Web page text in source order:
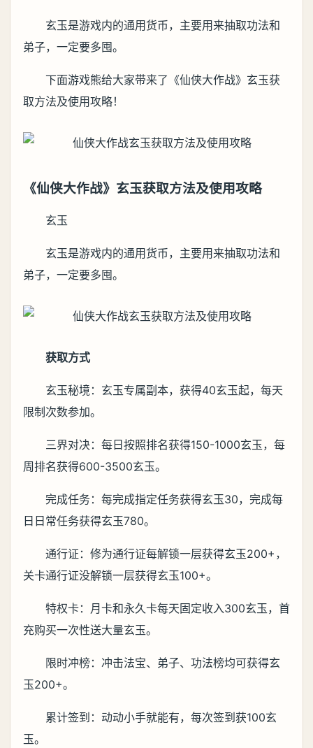
玄玉是游戏内的通用货币，主要用来抽取功法和
弟子，一定要多囤。
下面游戏熊给大家带来了《仙侠大作战》玄玉获
取方法及使用攻略！
《仙侠大作战》玄玉获取方法及使用攻略
玄玉
玄玉是游戏内的通用货币，主要用来抽取功法和
弟子，一定要多囤。
获取方式
玄玉秘境：玄玉专属副本，获得40玄玉起，每天
限制次数参加。
三界对决：每日按照排名获得150-1000玄玉，每
周排名获得600-3500玄玉。
完成任务：每完成指定任务获得玄玉30，完成每
日日常任务获得玄玉780。
通行证：修为通行证每解锁一层获得玄玉200+，
关卡通行证没解锁一层获得玄玉100+。
特权卡：月卡和永久卡每天固定收入300玄玉，首
充购买一次性送大量玄玉。
限时冲榜：冲击法宝、弟子、功法榜均可获得玄
玉200+。
累计签到：动动小手就能有，每次签到获100玄
玉。